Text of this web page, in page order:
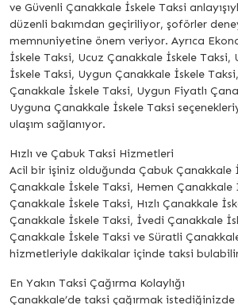
ve Güvenli Çanakkale İskele Taksi
düzenli bakımdan geçiriliyor, şoförler
memnuniyetine önem veriyor. Ayrıca
İskele Taksi, Ucuz Çanakkale İskele Taksi,
İskele Taksi, Uygun Çanakkale İskele
Çanakkale İskele Taksi, Uygun Fiyatlı
Uyguna Çanakkale İskele Taksi
ulaşım sağlanıyor.
Hızlı ve Çabuk Taksi Hizmetleri
Acil bir işiniz olduğunda Çabuk Çanakkale
Çanakkale İskele Taksi, Hemen Çanakkale
Çanakkale İskele Taksi, Hızlı Çanakkale
Çanakkale İskele Taksi, İvedi Çanakkale
Çanakkale İskele Taksi ve Süratli
hizmetleriyle dakikalar içinde taksi
En Yakın Taksi Çağırma Kolaylığı
Çanakkale’de taksi çağırmak istediğinizde